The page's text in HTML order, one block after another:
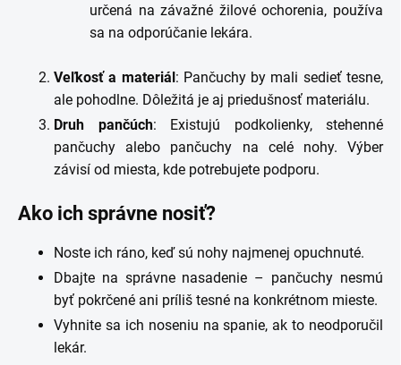
určená na závažné žilové ochorenia, používa
sa na odporúčanie lekára.
Veľkosť a materiál: Pančuchy by mali sedieť tesne,
ale pohodlne. Dôležitá je aj priedušnosť materiálu.
Druh pančúch: Existujú podkolienky, stehenné
pančuchy alebo pančuchy na celé nohy. Výber
závisí od miesta, kde potrebujete podporu.
Ako ich správne nosiť?
Noste ich ráno, keď sú nohy najmenej opuchnuté.
Dbajte na správne nasadenie – pančuchy nesmú
byť pokrčené ani príliš tesné na konkrétnom mieste.
Vyhnite sa ich noseniu na spanie, ak to neodporučil
lekár.